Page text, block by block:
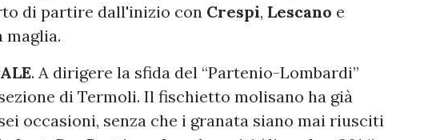
di partire dall'inizio con Crespi, Lescano e
maglia.
. A dirigere la sfida del “Partenio-Lombardi”
di Termoli. Il fischietto molisano ha già
occasioni, senza che i granata siano mai riusciti